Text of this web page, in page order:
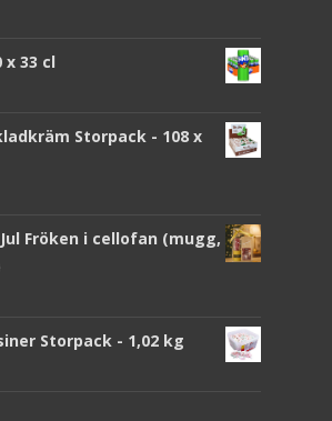
x 33 cl
Storpack - 108 x
Fröken i cellofan (mugg,
Storpack - 1,02 kg